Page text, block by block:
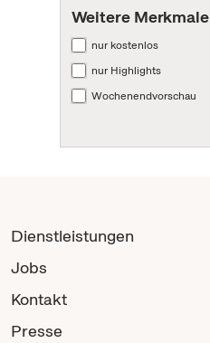
Weitere Merkmale
nur kostenlos
nur Highlights
Wochenendvorschau
Dienstleistungen
Jobs
Kontakt
Presse